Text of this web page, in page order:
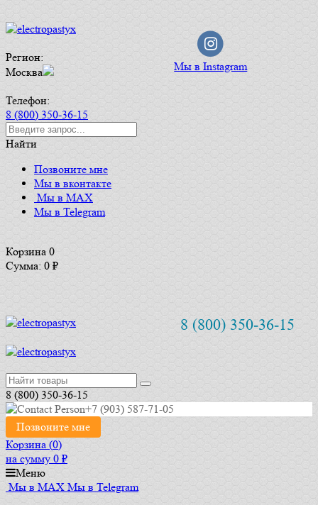
Регион:
Москва
Телефон:
8 (800) 350-36-15
Найти
Позвоните мне
Мы в вконтакте
Мы в MAX
Мы в Telegram
Корзина 0
Сумма: 0 ₽
8 (800) 350-36-15
8 (800) 350-36-15
+7 (903) 587-71-05
Позвоните мне
Мы в Instagram
Корзина (0)
на сумму 0 ₽
Меню
Мы в MAX Мы в Telegram